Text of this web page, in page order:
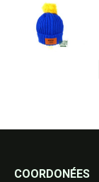
COORDONÉES